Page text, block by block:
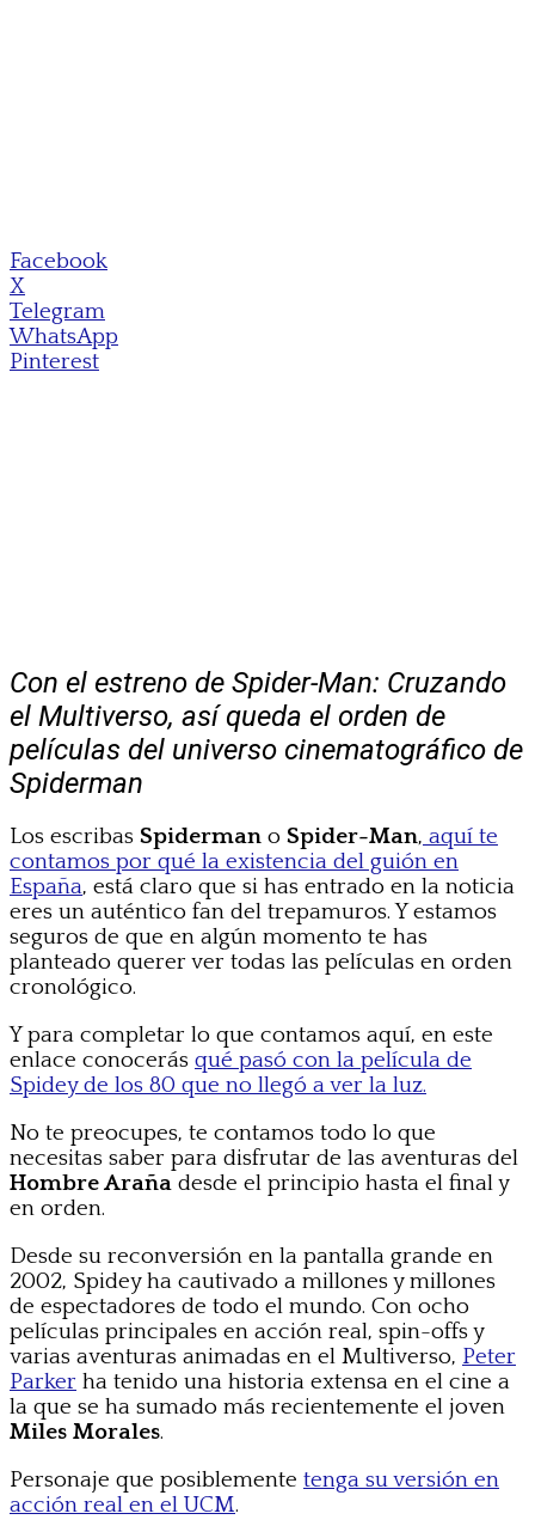
Facebook
X
Telegram
WhatsApp
Pinterest
Con el estreno de Spider-Man: Cruzando
el Multiverso, así queda el orden de
películas del universo cinematográfico de
Spiderman
Los escribas Spiderman o Spider-Man, aquí te
contamos por qué la existencia del guión en
España, está claro que si has entrado en la noticia
eres un auténtico fan del trepamuros. Y estamos
seguros de que en algún momento te has
planteado querer ver todas las películas en orden
cronológico.
Y para completar lo que contamos aquí, en este
enlace conocerás qué pasó con la película de
Spidey de los 80 que no llegó a ver la luz.
No te preocupes, te contamos todo lo que
necesitas saber para disfrutar de las aventuras del
Hombre Araña desde el principio hasta el final y
en orden.
Desde su reconversión en la pantalla grande en
2002, Spidey ha cautivado a millones y millones
de espectadores de todo el mundo. Con ocho
películas principales en acción real, spin-offs y
varias aventuras animadas en el Multiverso, Peter
Parker ha tenido una historia extensa en el cine a
la que se ha sumado más recientemente el joven
Miles Morales.
Personaje que posiblemente tenga su versión en
acción real en el UCM.